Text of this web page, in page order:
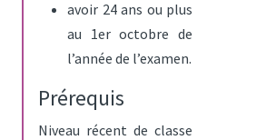
avoir 24 ans ou plus
au 1er octobre de
l’année de l’examen.
Prérequis
Niveau récent de classe